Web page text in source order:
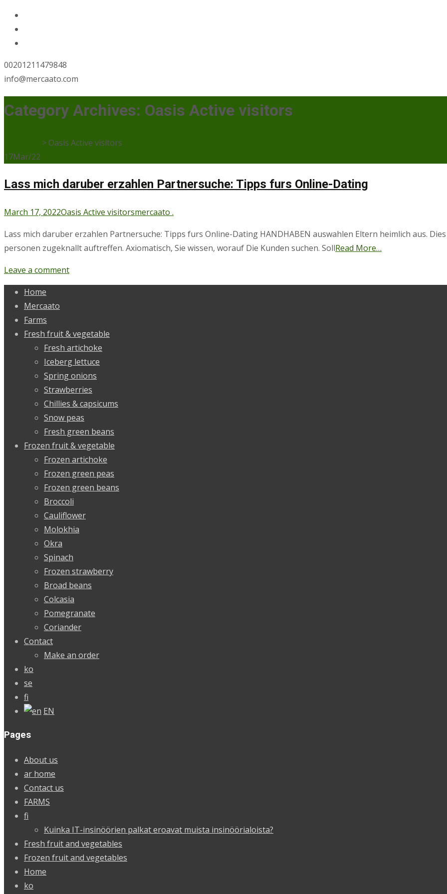
00201211479848
info@mercaato.com
Category Archives: Oasis Active visitors
> Oasis Active visitors
17Mar/22
Lass mich daruber erzahlen Partnersuche: Tipps furs Online-Dating
March 17, 2022Oasis Active visitorsmercaato .
Lass mich daruber erzahlen Partnersuche: Tipps furs Online-Dating HANDHABEN auswahlen Eltern heimlich aus.
personen zugeknallt auftreffen. Axiomatisch, Sie wissen, worauf Die Kunden suchen. SollRead More…
Leave a comment
Home
Mercaato
Farms
Fresh fruit & vegetable
Fresh artichoke
Iceberg lettuce
Spring onions
Strawberries
Chillies & capsicums
Snow peas
Fresh green beans
Frozen fruit & vegetable
Frozen artichoke
Frozen green peas
Frozen green beans
Broccoli
Cauliflower
Molokhia
Okra
Spinach
Frozen strawberry
Broad beans
Colcasia
Pomegranate
Coriander
Contact
Make an order
ko
se
fi
EN
Pages
About us
ar home
Contact us
FARMS
fi
Kuinka IT-insinöörien palkat eroavat muista insinöörialoista?
Fresh fruit and vegetables
Frozen fruit and vegetables
Home
ko